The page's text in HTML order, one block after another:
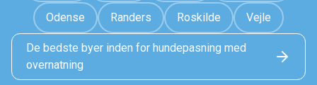
Odense Randers Roskilde Vejle
De bedste byer inden for hundepasning med
overnatning